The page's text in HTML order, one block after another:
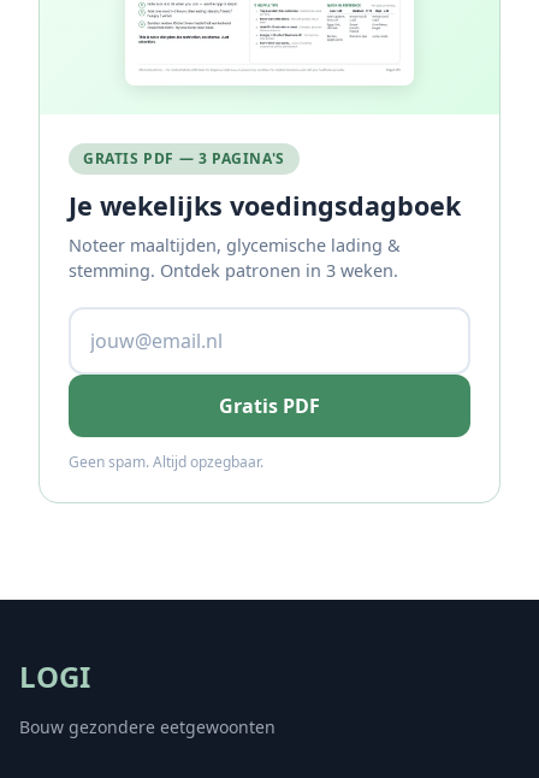
GRATIS PDF — 3 PAGINA'S
Je wekelijks voedingsdagboek
Noteer maaltijden, glycemische lading &
stemming. Ontdek patronen in 3 weken.
Gratis PDF
Geen spam. Altijd opzegbaar.
LOGI
Bouw gezondere eetgewoonten